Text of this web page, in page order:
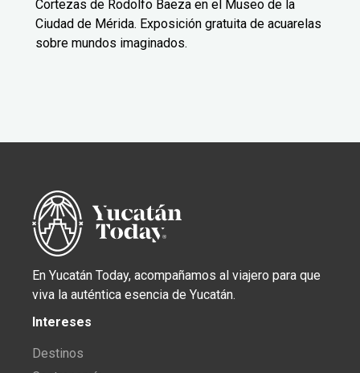
Cortezas de Rodolfo Baeza en el Museo de la
Ciudad de Mérida. Exposición gratuita de acuarelas
sobre mundos imaginados.
En Yucatán Today, acompañamos al viajero para que
viva la auténtica esencia de Yucatán.
Intereses
Destinos